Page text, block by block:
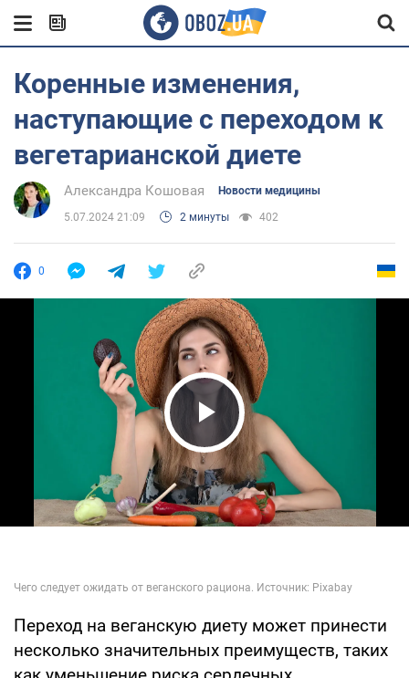
Коренные изменения,
наступающие с переходом к
вегетарианской диете
Александра Кошовая Новости медицины
5.07.2024 21:09 2 минуты 402
0
Play Video
Переход на веганскую диету может принести
несколько значительных преимуществ, таких